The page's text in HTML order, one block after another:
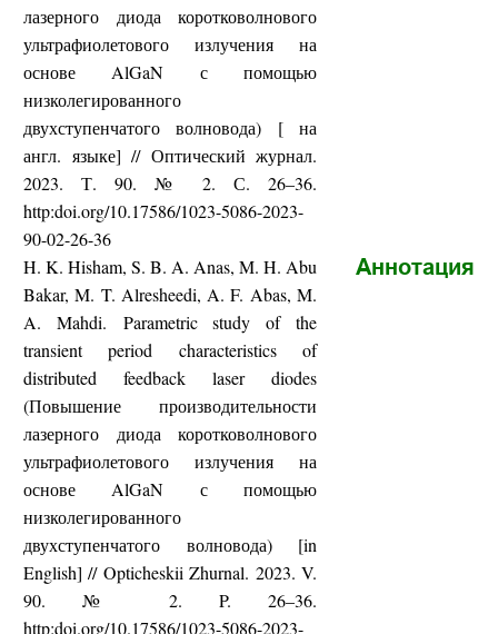
лазерного диода коротковолнового
ультрафиолетового излучения на
основе AlGaN с помощью
низколегированного
двухступенчатого волновода) [ на
англ. языке] // Оптический журнал.
2023. Т. 90. № 2.С. 26–36.
http:doi.org/10.17586/1023-5086-2023-
90-02-26-36
H. K. Hisham, S. B. A. Anas, M. H. Abu
Bakar, M. T. Alresheedi, A. F. Abas, M.
A. Mahdi. Parametric study of the
transient period characteristics of
distributed feedback laser diodes
(Повышение
производительности
лазерного
диода
коротковолнового
ультрафиолетового
излучения
на
основе AlGaN с
помощью
низколегированного
двухступенчатого
волновода) [in
English] // Opticheskii Zhurnal. 2023. V.
90. № 2. P. 26–36.
http:doi.org/10.17586/1023-5086-2023-
Аннотация